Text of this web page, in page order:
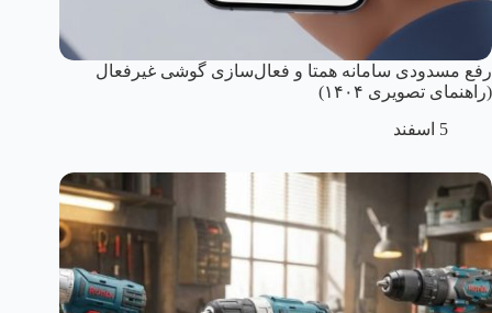
رفع مسدودی سامانه همتا و فعال‌سازی گوشی غیرفعال
(راهنمای تصویری ۱۴۰۴)
5 اسفند